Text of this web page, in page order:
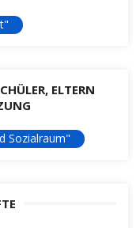
ELTERN
Sozialraum"